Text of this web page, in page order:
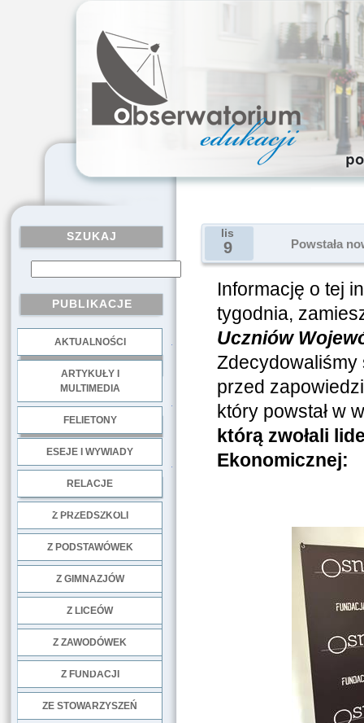
SZUKAJ
PUBLIKACJE
AKTUALNOŚCI
ARTYKUŁY I
MULTIMEDIA
FELIETONY
ESEJE I WYWIADY
RELACJE
Z PRZEDSZKOLI
Z PODSTAWÓWEK
Z GIMNAZJÓW
Z LICEÓW
Z ZAWODÓWEK
Z FUNDACJI
ZE STOWARZYSZEŃ
lis
9 Powstała
Informację o tej
tygodnia,
Uczniów
Zdecydowaliśmy
przed
który powstał w
którą zwołali
Ekonomicznej: